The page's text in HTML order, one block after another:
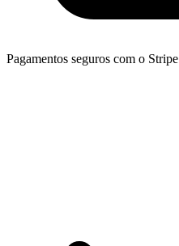
Pagamentos seguros com o Stripe